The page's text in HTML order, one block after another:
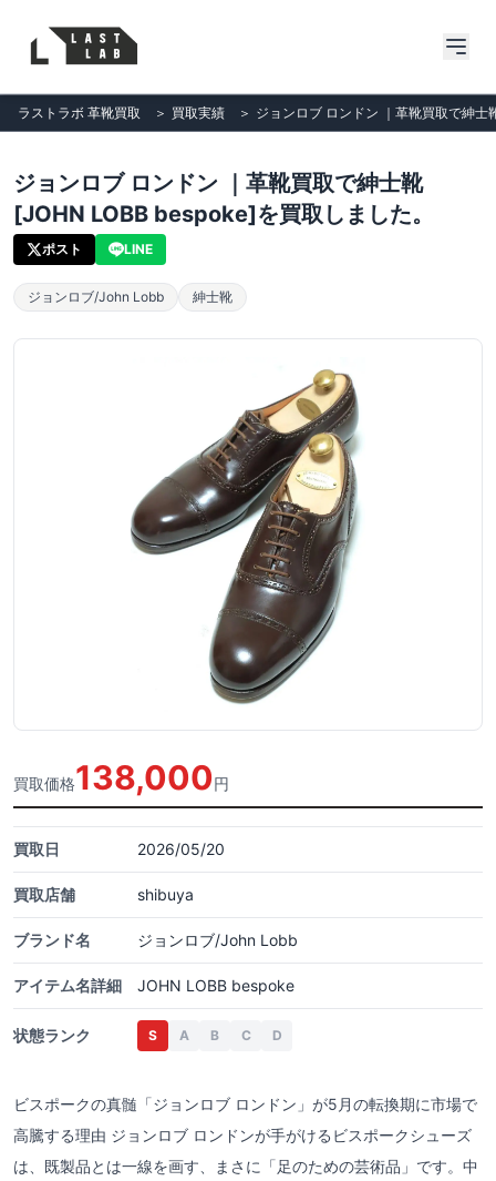
ラストラボ 革靴買取 ＞ 買取実績 ＞ ジョンロブ ロンドン ｜革靴買取で紳
ジョンロブ ロンドン ｜革靴買取で紳士靴
[JOHN LOBB bespoke]を買取しました。
ポスト LINE
ジョンロブ/John Lobb 紳士靴
買取価格138,000円
買取日 2026/05/20
買取店舗 shibuya
ブランド名 ジョンロブ/John Lobb
アイテム名詳細 JOHN LOBB bespoke
状態ランク S A B C D
ビスポークの真髄「ジョンロブ ロンドン」が5月の転換期に市場で
高騰する理由 ジョンロブ ロンドンが手がけるビスポークシューズ
は、既製品とは一線を画す、まさに「足のための芸術品」です。中